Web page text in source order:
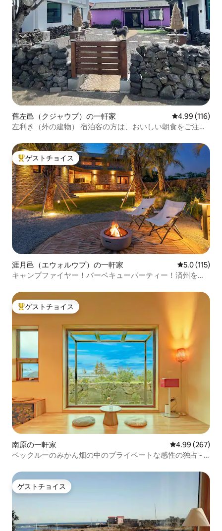
舊左邑（クジャウプ）の一軒家 レビュー116
4.99 (116)
左利き（外の建物） 宿泊客の方は、おいしい朝食をご注文
大好評のゲストチョイスです。
ゲストチョイス
涯月邑（エウォルウプ）の一軒家 レビュー115
5.0 (115)
キャンプファイヤー！バーベキューパーティー！済州を思
大好評のゲストチョイスです。
ゲストチョイス
南原の一軒家 レビュー267
4.99 (267)
ベックルーのみかん畑の中のプライベートな感性の独占 - 1
ゲストチョイス
ゲストチョイス